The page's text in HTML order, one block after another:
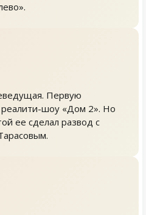
Первую
реалити-шоу «Дом 2». Но
ее сделал развод с